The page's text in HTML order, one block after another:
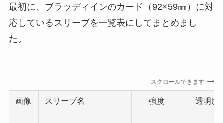
最初に、ブラッディインのカード（92×59㎜）に対
応しているスリーブを一覧表にしてまとめまし
た。
スクロールできます
画像 スリーブ名 強度 透明度